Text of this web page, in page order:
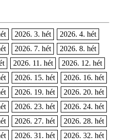
2026. 3. hét
2026. 4. hét
2026. 7. hét
2026. 8. hét
2026. 11. hét
2026. 12. hét
2026. 15. hét
2026. 16. hét
2026. 19. hét
2026. 20. hét
2026. 23. hét
2026. 24. hét
2026. 27. hét
2026. 28. hét
2026. 31. hét
2026. 32. hét